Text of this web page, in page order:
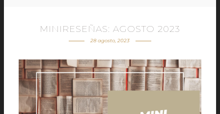
MINIRESEÑAS: AGOSTO 2023
28 agosto, 2023